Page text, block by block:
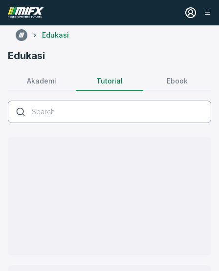
Edukasi
Edukasi
Akademi Tutorial Ebook